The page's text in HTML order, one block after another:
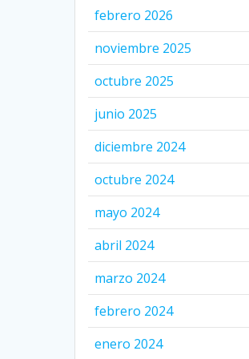
febrero 2026
noviembre 2025
octubre 2025
junio 2025
diciembre 2024
octubre 2024
mayo 2024
abril 2024
marzo 2024
febrero 2024
enero 2024